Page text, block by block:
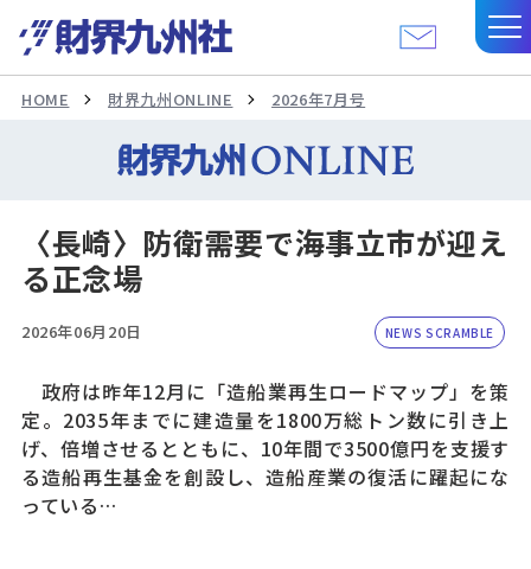
HOME 財界九州ONLINE 2026年7月号
〈長崎〉防衛需要で海事立市が迎え
る正念場
2026年06月20日 NEWS SCRAMBLE
政府は昨年12月に「造船業再生ロードマップ」を策
定。2035年までに建造量を1800万総トン数に引き上
げ、倍増させるとともに、10年間で3500億円を支援す
る造船再生基金を創設し、造船産業の復活に躍起にな
っている…